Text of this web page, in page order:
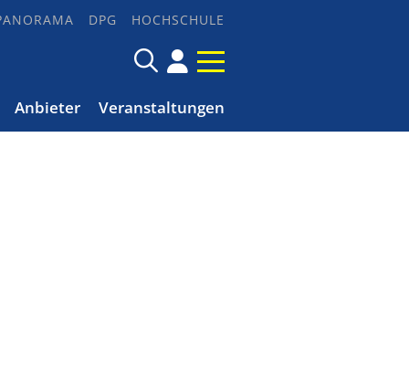
DPG HOCHSCHULE
Anbieter Veranstaltungen